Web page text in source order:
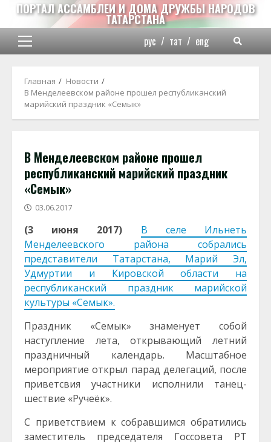
Перейти
содержимому
ПОРТАЛ АССАМБЛЕИ И ДОМА ДРУЖБЫ НАРОДОВ
ТАТАРСТАНА
Основное
рус / тат / eng
Главная
Новости
В Менделеевском районе прошел республиканский
марийский праздник «Семык»
В Менделеевском районе прошел
республиканский марийский праздник
«Семык»
03.06.2017
(3 июня 2017)
В селе Ильнеть
Менделеевского района собрались
представители Татарстана, Марий Эл,
Удмуртии и Кировской области на
республиканский праздник марийской
культуры «Семык».
Праздник «Семык» знаменует собой
наступление лета, открывающий летний
праздничный календарь. Масштабное
мероприятие открыл парад делегаций, после
приветсвия участники исполнили танец-
шествие «Ручеёк».
С приветствием к собравшимся обратились
заместитель председателя Госсовета РТ